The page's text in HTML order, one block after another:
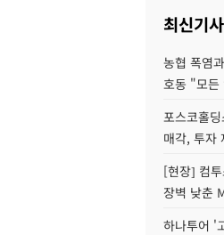
최신기사
농협 폭염
호동 "모든
포스코홀
매각, 투자
[현장] 컴
장벽 낮춘
하나투어 '